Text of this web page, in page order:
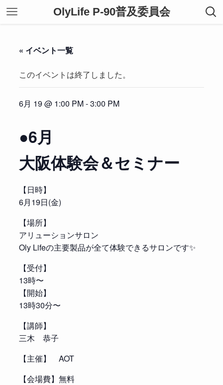
OlyLife P-90普及委員会
« イベント一覧
このイベントは終了しました。
6月 19 @ 1:00 PM-3:00 PM
●6月
大阪体験会＆セミナー
【日時】
6月19日(金)
【場所】
アリューションサロン
Oly Lifeの主要製品が全て体験できるサロンです✨
【受付】
13時〜
【開始】
13時30分〜
【講師】
三木 恭子
【主催】 AOT
【会場費】無料